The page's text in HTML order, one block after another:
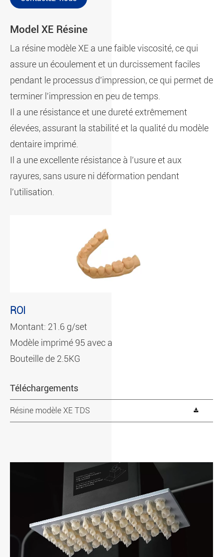
Model XE Résine
La résine modèle XE a une faible viscosité, ce qui
assure un écoulement et un durcissement faciles
pendant le processus d'impression, ce qui permet de
terminer l'impression en peu de temps.
Il a une résistance et une dureté extrêmement
élevées, assurant la stabilité et la qualité du modèle
dentaire imprimé.
Il a une excellente résistance à l'usure et aux
rayures, sans usure ni déformation pendant
l'utilisation.
ROI
Montant: 21.6 g/set
Modèle imprimé 95 avec a
Bouteille de 2.5KG
Téléchargements
Résine modèle XE TDS